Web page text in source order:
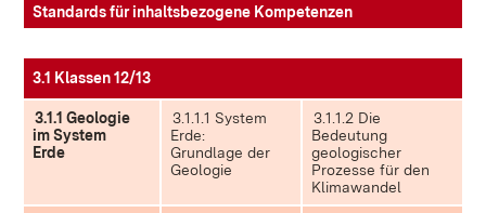
Standards für inhaltsbezogene Kompetenzen
3.1 Klassen 12/13
3.1.1 Geologie
im System
Erde
3.1.1.1 System
Erde:
Grundlage der
Geologie
3.1.1.2 Die
Bedeutung
geologischer
Prozesse für den
Klimawandel